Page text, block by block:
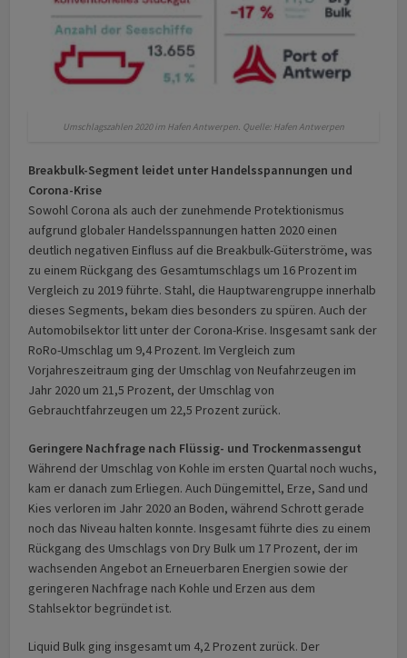
Umschlagszahlen 2020 im Hafen Antwerpen. Quelle: Hafen Antwerpen
Breakbulk-Segment leidet unter Handelsspannungen und
Corona-Krise
Sowohl Corona als auch der zunehmende Protektionismus
aufgrund globaler Handelsspannungen hatten 2020 einen
deutlich negativen Einfluss auf die Breakbulk-Güterströme, was
zu einem Rückgang des Gesamtumschlags um 16 Prozent im
Vergleich zu 2019 führte. Stahl, die Hauptwarengruppe innerhalb
dieses Segments, bekam dies besonders zu spüren. Auch der
Automobilsektor litt unter der Corona-Krise. Insgesamt sank der
RoRo-Umschlag um 9,4 Prozent. Im Vergleich zum
Vorjahreszeitraum ging der Umschlag von Neufahrzeugen im
Jahr 2020 um 21,5 Prozent, der Umschlag von
Gebrauchtfahrzeugen um 22,5 Prozent zurück.
Geringere Nachfrage nach Flüssig- und Trockenmassengut
Während der Umschlag von Kohle im ersten Quartal noch wuchs,
kam er danach zum Erliegen. Auch Düngemittel, Erze, Sand und
Kies verloren im Jahr 2020 an Boden, während Schrott gerade
noch das Niveau halten konnte. Insgesamt führte dies zu einem
Rückgang des Umschlags von Dry Bulk um 17 Prozent, der im
wachsenden Angebot an Erneuerbaren Energien sowie der
geringeren Nachfrage nach Kohle und Erzen aus dem
Stahlsektor begründet ist.
Liquid Bulk ging insgesamt um 4,2 Prozent zurück. Der